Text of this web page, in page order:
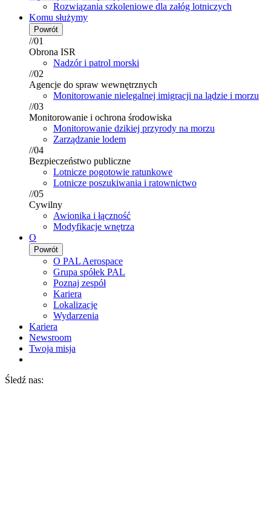
Rozwiązania szkoleniowe dla załóg lotniczych
Komu służymy
Powrót
//01
Obrona ISR
Nadzór i patrol morski
//02
Agencje do spraw wewnętrznych
Monitorowanie nielegalnej imigracji na lądzie i morzu
//03
Monitorowanie i ochrona środowiska
Monitorowanie dzikiej przyrody na morzu
Zarządzanie lodem
//04
Bezpieczeństwo publiczne
Lotnicze pogotowie ratunkowe
Lotnicze poszukiwania i ratownictwo
//05
Cywilny
Awionika i łączność
Modyfikacje wnętrza
O
Powrót
O PAL Aerospace
Grupa spółek PAL
Poznaj zespół
Kariera
Lokalizacje
Wydarzenia
Kariera
Newsroom
Twoja misja
Śledź nas: